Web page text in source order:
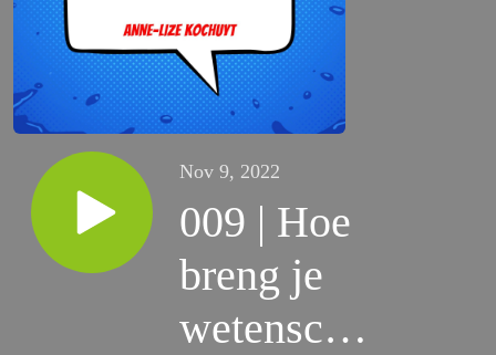
Nov 9, 2022
009 | Hoe
breng je
wetenschap